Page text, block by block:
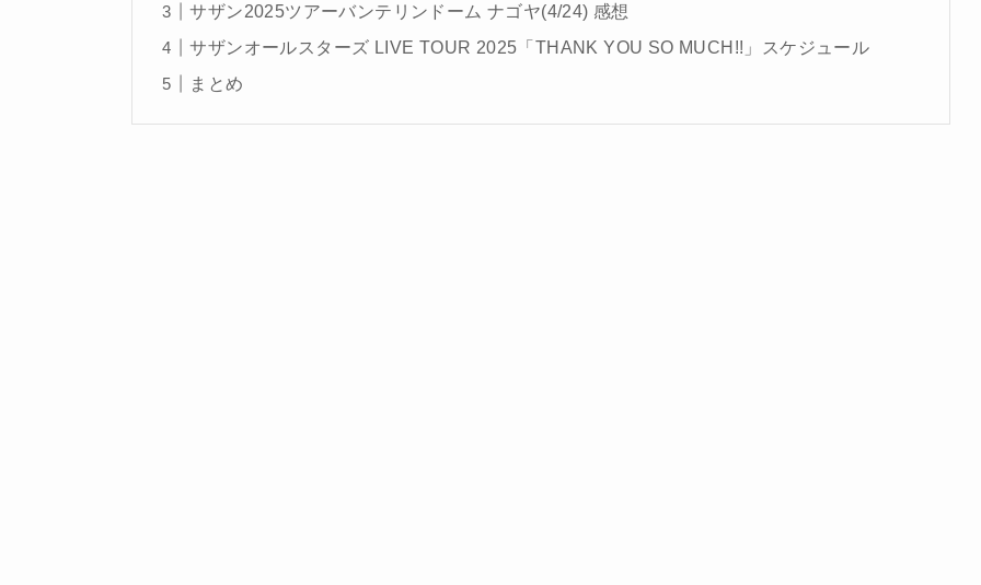
サザン2025ツアーバンテリンドーム ナゴヤ(4/24) 感想
サザンオールスターズ LIVE TOUR 2025「THANK YOU SO MUCH!!」スケジュール
まとめ